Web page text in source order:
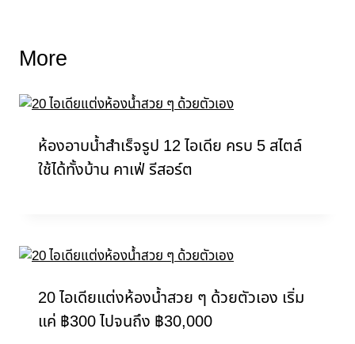
More
ห้องอาบน้ำสำเร็จรูป 12 ไอเดีย ครบ 5 สไตล์
ใช้ได้ทั้งบ้าน คาเฟ่ รีสอร์ต
20 ไอเดียแต่งห้องน้ำสวย ๆ ด้วยตัวเอง เริ่ม
แค่ ฿300 ไปจนถึง ฿30,000